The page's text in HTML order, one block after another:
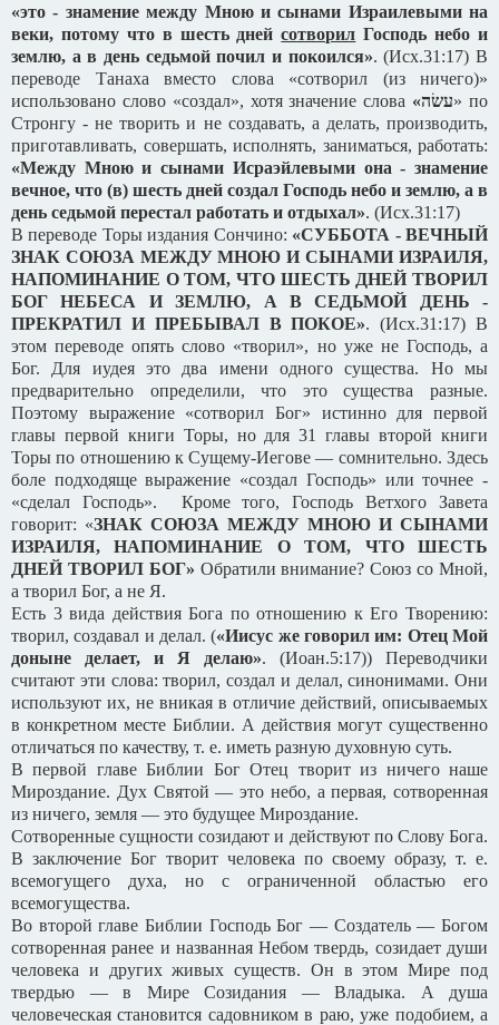
«это - знамение между Мною и сынами Израилевыми на
веки, потому что в шесть днейсотворил Господь небо и
землю, а в день седьмой почил и покоился». (Исх.31:17) В
переводе Танаха вместо слова «сотворил (из ничего)»
использовано слово «создал», хотя значение слова «עשׂה» по
Стронгу - не творить и не создавать, а делать, производить,
приготавливать, совершать, исполнять, заниматься, работать:
«Между Мною и сынами Исраэйлевыми она - знамение
вечное, что (в) шесть дней создал Господь небо и землю, а в
день седьмой перестал работать и отдыхал». (Исх.31:17)
В переводе Торы издания Сончино: «СУББОТА - ВЕЧНЫЙ
ЗНАК СОЮЗА МЕЖДУ МНОЮ И СЫНАМИ ИЗРАИЛЯ,
НАПОМИНАНИЕ О ТОМ, ЧТО ШЕСТЬ ДНЕЙ ТВОРИЛ
БОГ НЕБЕСА И ЗЕМЛЮ, А В СЕДЬМОЙ ДЕНЬ -
ПРЕКРАТИЛ И ПРЕБЫВАЛ В ПОКОЕ». (Исх.31:17) В
этом переводе опять слово «творил», но уже не Господь, а
Бог. Для иудея это два имени одного существа. Но мы
предварительно определили, что это существа разные.
Поэтому выражение «сотворил Бог» истинно для первой
главы первой книги Торы, но для 31 главы второй книги
Торы по отношению к Сущему-Иегове — сомнительно. Здесь
боле подходяще выражение «создал Господь» или точнее -
«сделал Господь». Кроме того, Господь Ветхого Завета
говорит: «ЗНАК СОЮЗА МЕЖДУ МНОЮ И СЫНАМИ
ИЗРАИЛЯ, НАПОМИНАНИЕ О ТОМ, ЧТО ШЕСТЬ
ДНЕЙ ТВОРИЛ БОГ» Обратили внимание? Союз со Мной,
а творил Бог, а не Я.
Есть 3 вида действия Бога по отношению к Его Творению:
творил, создавал и делал. («Иисус же говорил им: Отец Мой
доныне делает, и Я делаю». (Иоан.5:17)) Переводчики
считают эти слова: творил, создал и делал, синонимами. Они
используют их, не вникая в отличие действий, описываемых
в конкретном месте Библии. А действия могут существенно
отличаться по качеству, т. е. иметь разную духовную суть.
В первой главе Библии Бог Отец творит из ничего наше
Мироздание. Дух Святой — это небо, а первая, сотворенная
из ничего, земля — это будущее Мироздание.
Сотворенные сущности созидают и действуют по Слову Бога.
В заключение Бог творит человека по своему образу, т. е.
всемогущего духа, но с ограниченной областью его
всемогущества.
Во второй главе Библии Господь Бог — Создатель — Богом
сотворенная ранее и названная Небом твердь, созидает души
человека и других живых существ. Он в этом Мире под
твердью — в Мире Созидания — Владыка. А душа
человеческая становится садовником в раю, уже подобием, а